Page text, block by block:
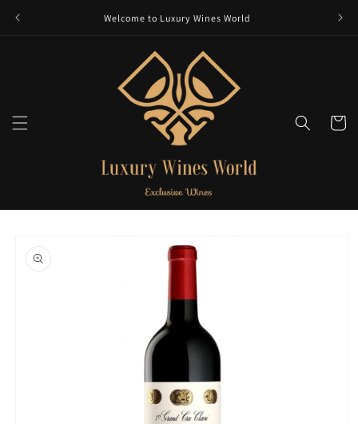
Welcome to Luxury Wines World
Panier
informations
produits